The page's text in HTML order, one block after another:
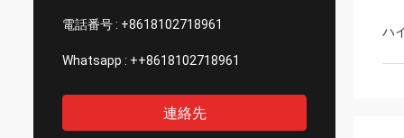
電話番号 : +8618102718961
Whatsapp : ++8618102718961
連絡先
ハ